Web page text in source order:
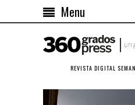
Menu
REVISTA DIGITAL